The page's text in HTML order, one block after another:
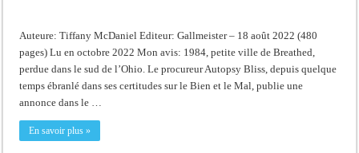
Auteure: Tiffany McDaniel Editeur: Gallmeister – 18 août 2022 (480
pages) Lu en octobre 2022 Mon avis: 1984, petite ville de Breathed,
perdue dans le sud de l’Ohio. Le procureur Autopsy Bliss, depuis quelque
temps ébranlé dans ses certitudes sur le Bien et le Mal, publie une
annonce dans le …
En savoir plus »